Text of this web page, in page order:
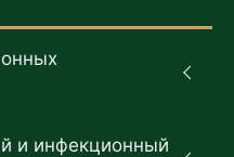
и инфекционный